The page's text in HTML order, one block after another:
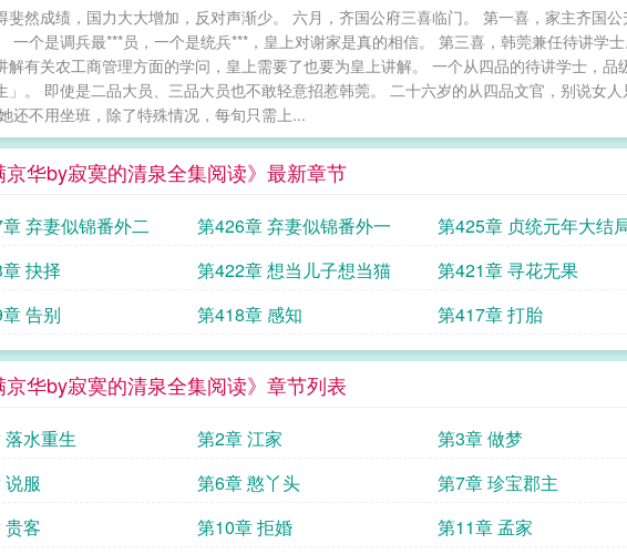
斐然成绩，国力大大增加，反对声渐少。 六月，齐国公府三喜临门。 第一喜，家主齐国
一个是调兵最***员，一个是统兵***，皇上对谢家是真的相信。 第三喜，韩莞兼任待讲学
解有关农工商管理方面的学问，皇上需要了也要为皇上讲解。 一个从四品的待讲学士，
」。 即使是二品大员、三品大员也不敢轻意招惹韩莞。 二十六岁的从四品文官，别说女
还不用坐班，除了特殊情况，每旬只需上...
京华by寂寞的清泉全集阅读》最新章节
弃妻似锦番外二 第426章 弃妻似锦番外一 第425章 贞统元年大结
抉择
第422章 想当儿子想当猫 第421章 寻花无果
告别
第418章 感知 第417章 打胎
京华by寂寞的清泉全集阅读》章节列表
落水重生 第2章 江家 第3章 做梦
服
第6章 憨丫头 第7章 珍宝郡主
贵客
第10章 拒婚 第11章 孟家